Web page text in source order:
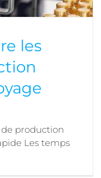
grâce
les
production
Les temps